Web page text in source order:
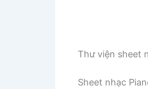
Thư viện sheet
Sheet nhạc